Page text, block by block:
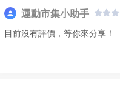
運動市集小助手
目前沒有評價，等你來分享！